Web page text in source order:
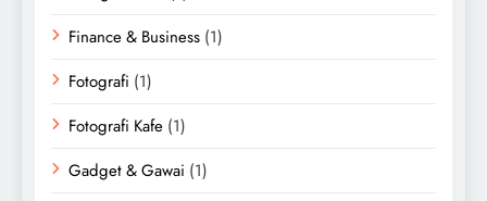
Finance & Business (1)
Fotografi (1)
Fotografi Kafe (1)
Gadget & Gawai (1)